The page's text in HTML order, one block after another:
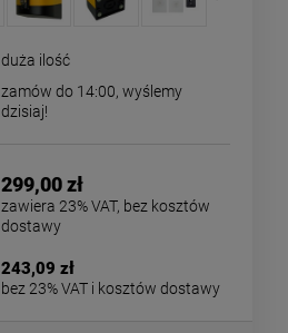
duża ilość
zamów do 14:00, wyślemy
dzisiaj!
299,00 zł
zawiera 23% VAT, bez kosztów
dostawy
243,09 zł
bez 23% VAT i kosztów dostawy